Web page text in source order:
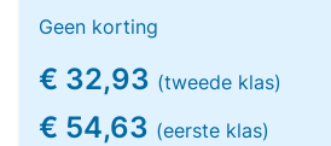
Geen korting
€ 32,93 (tweede klas)
€ 54,63 (eerste klas)